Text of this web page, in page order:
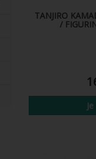
TANJIRO
/